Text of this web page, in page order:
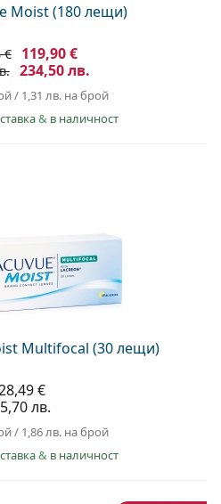
Moist (180 лещи)
€ 119,90 €
234,50 лв.
/ 1,31 лв. на брой
& в наличност
Multifocal (30 лещи)
€
лв.
/ 1,86 лв. на брой
& в наличност